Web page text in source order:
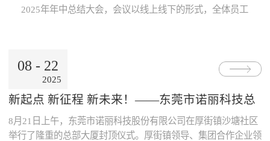
片；· 系统采用了主要部件做
法，根据故障模式进行恢复控
数据的及时、准确传递与分
本的明细，分析重要设备整个
采购决策、控制维修成本提供
了依据，减少企业不必要的浪
费。· 优化资源的配置：系统
提供的资源冲突检测预警功
Internet公用网络，也可使用地
4、用户终端· 移动用户终端
· 固定用户终端 系统功能： 当
电动列车在线运行时，系统应
能对受电弓与电网之间由于离
线、硬点产生拉弧的现象、受
电弓中心线偏移量、受电弓弓
线激光专利技术，模块化设
运营期，进行加装，安装于正
搭建专用检测棚等配套设
施。 3、免维护:核心元件
选用进口件，整体设计安装简
便，远程监控，软件具备自动
2025年年中总结大会，会议以线上线下的形式，全体员工
东率先作《诺丽科技2025年上半年工作总结及下半年工作
计划》报告，从多维度系统梳理上半年成果...
08 - 22
2025
新起点 新征程 新未来！——东莞市诺丽科技总
部大厦喜封金顶，开启发展新篇章
8月21日上午，东莞市诺丽科技股份有限公司在厚街镇沙塘社区
举行了隆重的总部大厦封顶仪式。厚街镇领导、集团合作企业领